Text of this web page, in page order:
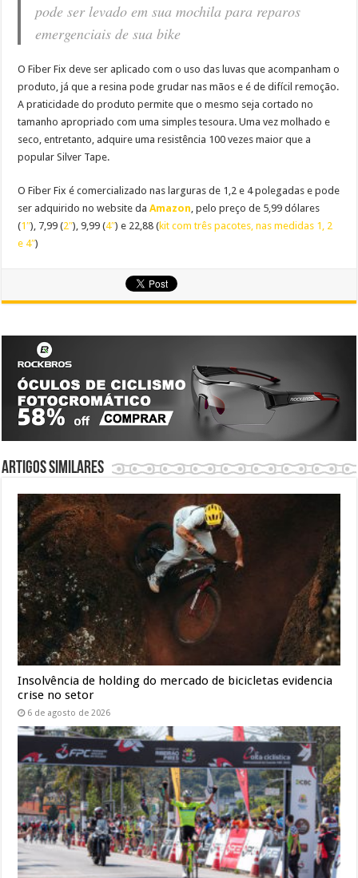
pode ser levado em sua mochila para reparos
emergenciais de sua bike
O Fiber Fix deve ser aplicado com o uso das luvas que acompanham o
produto, já que a resina pode grudar nas mãos e é de difícil remoção.
A praticidade do produto permite que o mesmo seja cortado no
tamanho apropriado com uma simples tesoura. Uma vez molhado e
seco, entretanto, adquire uma resistência 100 vezes maior que a
popular Silver Tape.
O Fiber Fix é comercializado nas larguras de 1,2 e 4 polegadas e pode
ser adquirido no website daAmazon , pelo preço de 5,99 dólares
(1″), 7,99 (2″), 9,99 (4″) e 22,88 (kit com três pacotes, nas medidas 1, 2
e 4″)
Artigos similares
Insolvência de holding do mercado de bicicletas evidencia
crise no setor
6 de agosto de 2026